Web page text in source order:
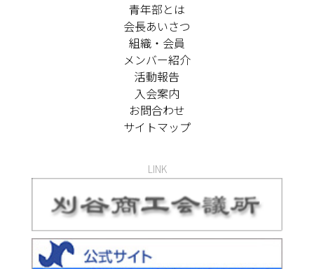
青年部とは
会長あいさつ
組織・会員
メンバー紹介
活動報告
入会案内
お問合わせ
サイトマップ
LINK